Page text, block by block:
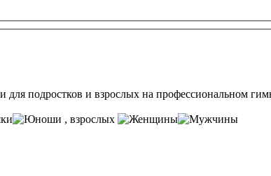
подростков и взрослых на профессиональном
, взрослых